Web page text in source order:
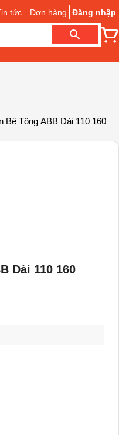
tức Đơn hàng Đăng nhập
Bê Tông ABB Dài 110 160
Dài 110 160